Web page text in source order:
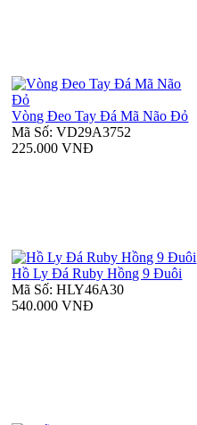
Vòng Đeo Tay Đá Mã Não Đỏ
Mã Số: VD29A3752
225.000 VNĐ
Hồ Ly Đá Ruby Hồng 9 Đuôi
Mã Số: HLY46A30
540.000 VNĐ